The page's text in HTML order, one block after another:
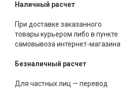
Наличный расчет
При доставке заказанного
товары курьером либо в пункте
самовывоза интернет-магазина
Безналичный расчет
Для частных лиц — перевод